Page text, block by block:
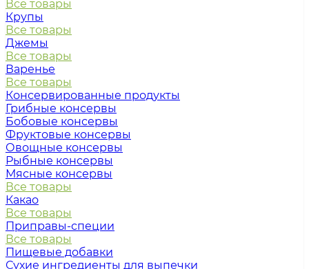
Все товары
Крупы
Все товары
Джемы
Все товары
Варенье
Все товары
Консервированные продукты
Грибные консервы
Бобовые консервы
Фруктовые консервы
Овощные консервы
Рыбные консервы
Мясные консервы
Все товары
Какао
Все товары
Приправы-специи
Все товары
Пищевые добавки
Сухие ингредиенты для выпечки